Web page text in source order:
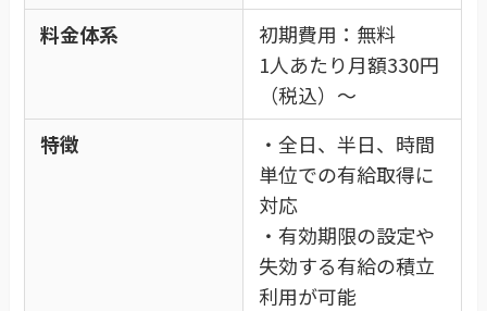
料金体系
初期費用：無料
1人あたり月額330円
（税込）〜
特徴
・全日、半日、時間
単位での有給取得に
対応
・有効期限の設定や
失効する有給の積立
利用が可能